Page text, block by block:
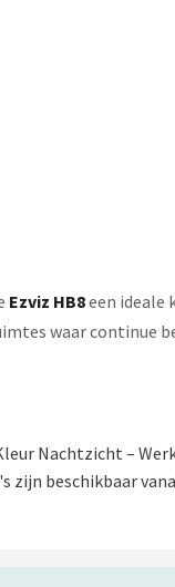
Ezviz HB8een ideale
waar continue
Nachtzicht –
zijn beschikbaar